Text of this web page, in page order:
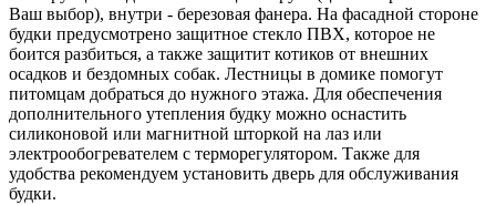
Ваш выбор), внутри - березовая фанера. На фасадной стороне
будки предусмотрено защитное стекло ПВХ, которое не
боится разбиться, а также защитит котиков от внешних
осадков и бездомных собак. Лестницы в домике помогут
питомцам добраться до нужного этажа. Для обеспечения
дополнительного утепления будку можно оснастить
силиконовой или магнитной шторкой на лаз или
электрообогревателем с терморегулятором. Также для
удобства рекомендуем установить дверь для обслуживания
будки.